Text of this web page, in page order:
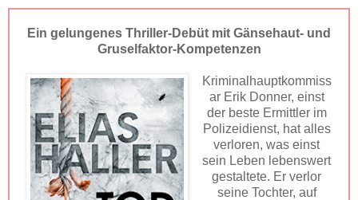
Ein gelungenes Thriller-Debüt mit Gänsehaut- und
Gruselfaktor-Kompetenzen
Kriminalhauptkommiss
ar Erik Donner, einst
der beste Ermittler im
Polizeidienst, hat alles
verloren, was einst
sein Leben lebenswert
gestaltete. Er verlor
seine Tochter, auf